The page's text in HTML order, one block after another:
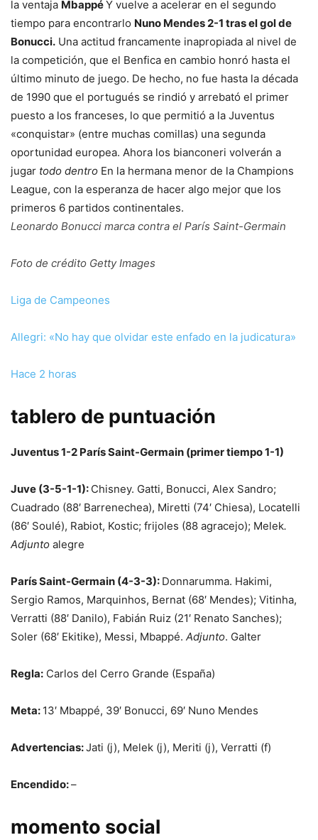
la ventaja MbappéY vuelve a acelerar en el segundo
tiempo para encontrarlo Nuno Mendes 2-1 tras el gol de
Bonucci. Una actitud francamente inapropiada al nivel de
la competición, que el Benfica en cambio honró hasta el
último minuto de juego. De hecho, no fue hasta la década
de 1990 que el portugués se rindió y arrebató el primer
puesto a los franceses, lo que permitió a la Juventus
«conquistar» (entre muchas comillas) una segunda
oportunidad europea. Ahora los bianconeri volverán a
jugar todo dentro En la hermana menor de la Champions
League, con la esperanza de hacer algo mejor que los
primeros 6 partidos continentales.
Leonardo Bonucci marca contra el París Saint-Germain
Foto de crédito Getty Images
Liga de Campeones
Allegri: «No hay que olvidar este enfado en la judicatura»
Hace 2 horas
tablero de puntuación
Juventus 1-2 París Saint-Germain (primer tiempo 1-1)
Juve (3-5-1-1): Chisney. Gatti, Bonucci, Alex Sandro;
Cuadrado (88′ Barrenechea), Miretti (74′ Chiesa), Locatelli
(86′ Soulé), Rabiot, Kostic; frijoles (88 agracejo); Melek.
Adjunto alegre
París Saint-Germain (4-3-3): Donnarumma. Hakimi,
Sergio Ramos, Marquinhos, Bernat (68′ Mendes); Vitinha,
Verratti (88′ Danilo), Fabián Ruiz (21′ Renato Sanches);
Soler (68′ Ekitike), Messi, Mbappé. Adjunto. Galter
Regla: Carlos del Cerro Grande (España)
Meta: 13′ Mbappé, 39′ Bonucci, 69′ Nuno Mendes
Advertencias:Jati (j), Melek (j), Meriti (j), Verratti (f)
Encendido:–
momento social